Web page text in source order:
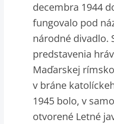
decembra 1944
fungovalo pod
národné divadlo.
predstavenia
Maďarskej
v bráne
1945 bolo, v
otvorené Letné